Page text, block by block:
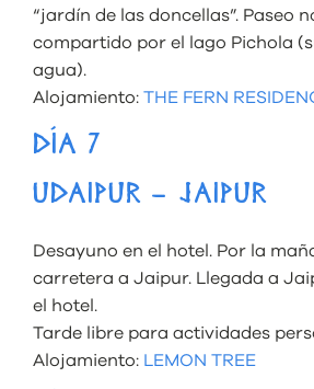
“jardín de las doncellas”. Paseo
compartido por el lago Pichola
agua).
Alojamiento: THE FERN
DÍA 7
UDAIPUR – JAIPUR
Desayuno en el hotel. Por la
carretera a Jaipur. Llegada a
el hotel.
Tarde libre para actividades
Alojamiento: LEMON TREE